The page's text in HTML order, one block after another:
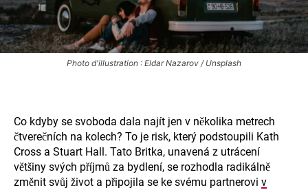
Photo d'illustration : Eldar Nazarov / Unsplash
Co kdyby se svoboda dala najít jen v několika metrech
čtverečních na kolech? To je risk, který podstoupili Kath
Cross a Stuart Hall. Tato Britka, unavená z utrácení
většiny svých příjmů za bydlení, se rozhodla radikálně
změnit svůj život a připojila se ke svému partnerovi v